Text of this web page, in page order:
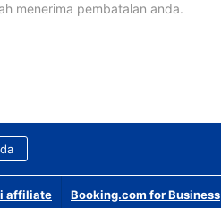
menerima pembatalan anda.
affiliate Booking.com for Business